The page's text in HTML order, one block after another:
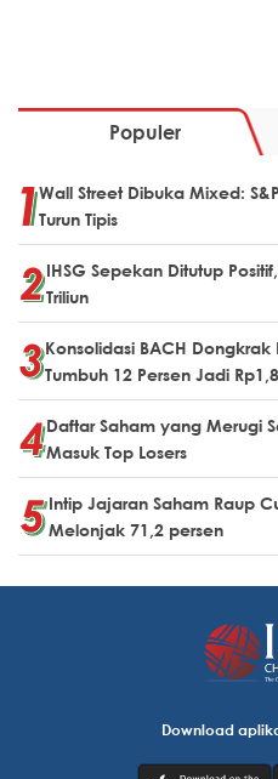
Populer
Wall Street Dibuka Mixed:
Turun Tipis
IHSG Sepekan Ditutup
Triliun
Konsolidasi BACH Dongkrak
Tumbuh 12 Persen Jadi
Daftar Saham yang Merugi
Masuk Top Losers
Intip Jajaran Saham Raup
Melonjak 71,2 persen
Download